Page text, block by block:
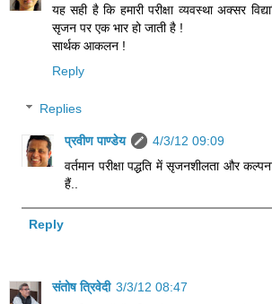
यह सही है कि हमारी परीक्षा व्यवस्था अक्सर
सृजन पर एक भार हो जाती है !
सार्थक आकलन !
Reply
Replies
प्रवीण पाण्डेय
4/3/12 09:09
वर्तमान परीक्षा पद्धति में सृजनशीलता और
हैं..
Reply
संतोष त्रिवेदी 3/3/12 08:47